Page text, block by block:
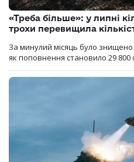
«Треба більше»: у липні
трохи перевищила
За минулий місяць було знищено
як поповнення становило 29 800